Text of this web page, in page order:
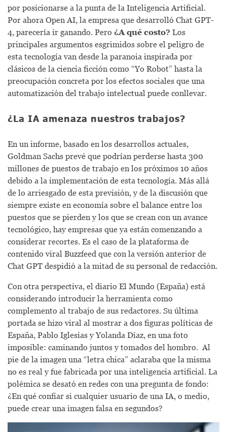
por posicionarse a la punta de la Inteligencia Artificial.
Por ahora Open AI, la empresa que desarrolló Chat GPT-
4, parecería ir ganando. Pero ¿A qué costo? Los
principales argumentos esgrimidos sobre el peligro de
esta tecnología van desde la paranoia inspirada por
clásicos de la ciencia ficción como “Yo Robot” hasta la
preocupación concreta por los efectos sociales que una
automatización del trabajo intelectual puede conllevar.
¿La IA amenaza nuestros trabajos?
En un informe, basado en los desarrollos actuales,
Goldman Sachs prevé que podrían perderse hasta 300
millones de puestos de trabajo en los próximos 10 años
debido a la implementación de esta tecnología. Más allá
de lo arriesgado de esta previsión, y de la discusión que
siempre existe en economía sobre el balance entre los
puestos que se pierden y los que se crean con un avance
tecnológico, hay empresas que ya están comenzando a
considerar recortes. Es el caso de la plataforma de
contenido viral Buzzfeed que con la versión anterior de
Chat GPT despidió a la mitad de su personal de redacción.
Con otra perspectiva, el diario El Mundo (España) está
considerando introducir la herramienta como
complemento al trabajo de sus redactores. Su última
portada se hizo viral al mostrar a dos figuras políticas de
España, Pablo Iglesias y Yolanda Díaz, en una foto
imposible: caminando juntos y tomados del hombro. Al
pie de la imagen una “letra chica” aclaraba que la misma
no es real y fue fabricada por una inteligencia artificial. La
polémica se desató en redes con una pregunta de fondo:
¿En qué confiar si cualquier usuario de una IA, o medio,
puede crear una imagen falsa en segundos?